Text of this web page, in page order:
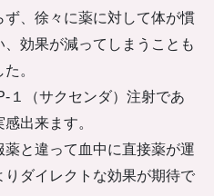
、徐々に薬に対して体が慣
効果が減ってしまうことも
。
１（サクセンダ）注射であ
出来ます。
と違って血中に直接薬が運
ダイレクトな効果が期待で